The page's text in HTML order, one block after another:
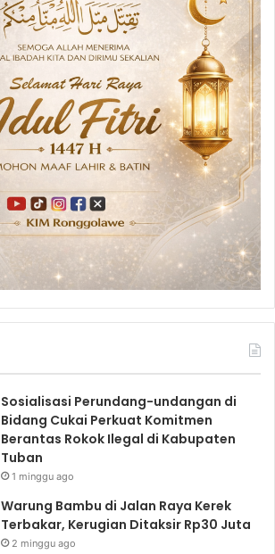
Sosialisasi Perundang-undangan di
Bidang Cukai Perkuat Komitmen
Berantas Rokok Ilegal di Kabupaten
Tuban
1 minggu ago
Warung Bambu di Jalan Raya Kerek
Terbakar, Kerugian Ditaksir Rp30 Juta
2 minggu ago